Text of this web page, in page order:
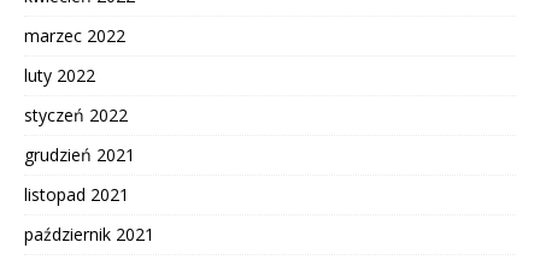
marzec 2022
luty 2022
styczeń 2022
grudzień 2021
listopad 2021
październik 2021